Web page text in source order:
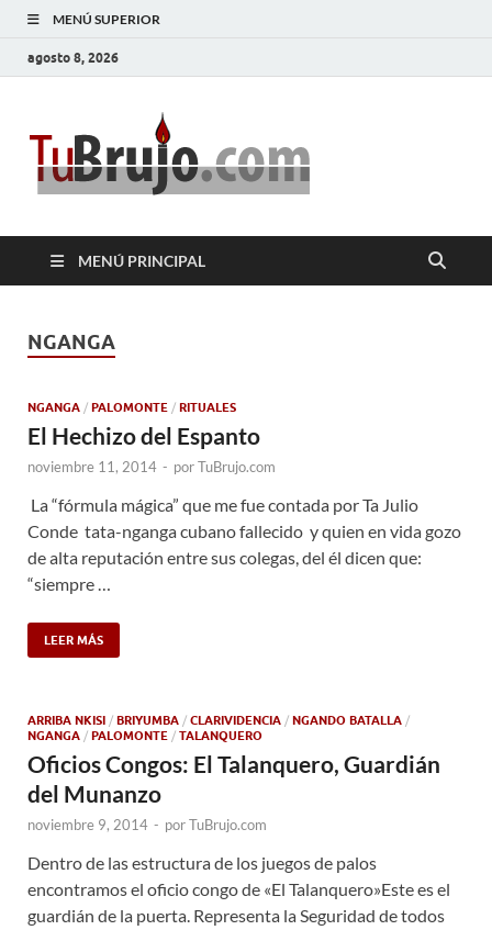
MENÚ SUPERIOR
agosto 8, 2026
MENÚ PRINCIPAL
NGANGA
NGANGA / PALOMONTE / RITUALES
El Hechizo del Espanto
noviembre 11, 2014 - porTuBrujo.com
La “fórmula mágica” que me fue contada por Ta Julio
Conde tata-nganga cubano fallecido y quien en vida gozo
de alta reputación entre sus colegas, del él dicen que:
“siempre …
LEER MÁS
ARRIBA NKISI / BRIYUMBA / CLARIVIDENCIA / NGANDO BATALLA /
NGANGA / PALOMONTE / TALANQUERO
Oficios Congos: El Talanquero, Guardián
del Munanzo
noviembre 9, 2014 - porTuBrujo.com
Dentro de las estructura de los juegos de palos
encontramos el oficio congo de «El Talanquero»Este es el
guardián de la puerta. Representa la Seguridad de todos